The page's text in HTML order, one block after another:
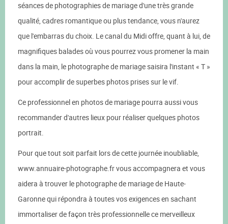
séances de photographies de mariage d'une très grande
qualité, cadres romantique ou plus tendance, vous n'aurez
que l'embarras du choix. Le canal du Midi offre, quant à lui, de
magnifiques balades où vous pourrez vous promener la main
dans la main, le photographe de mariage saisira l'instant « T »
pour accomplir de superbes photos prises sur le vif.
Ce professionnel en photos de mariage pourra aussi vous
recommander d'autres lieux pour réaliser quelques photos
portrait.
Pour que tout soit parfait lors de cette journée inoubliable,
www.annuaire-photographe.fr vous accompagnera et vous
aidera à trouver le photographe de mariage de Haute-
Garonne qui répondra à toutes vos exigences en sachant
immortaliser de façon très professionnelle ce merveilleux